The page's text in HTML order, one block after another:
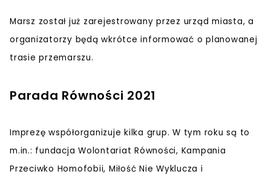
Marsz został już zarejestrowany przez urząd miasta, a
organizatorzy będą wkrótce informować o planowanej
trasie przemarszu.
Parada Równości 2021
Imprezę współorganizuje kilka grup. W tym roku są to
m.in.: fundacja Wolontariat Równości, Kampania
Przeciwko Homofobii, Miłość Nie Wyklucza i